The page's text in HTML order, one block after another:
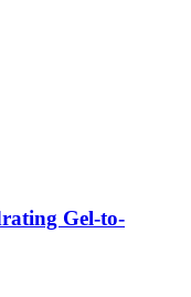
Gel-​to-​